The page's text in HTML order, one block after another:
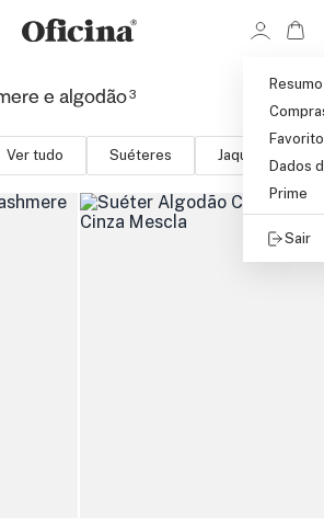
de pesquisa
Resumo
Dados
Prime
Sair
Ir
e algodão3
Ver tudo Suéteres Jaquetas